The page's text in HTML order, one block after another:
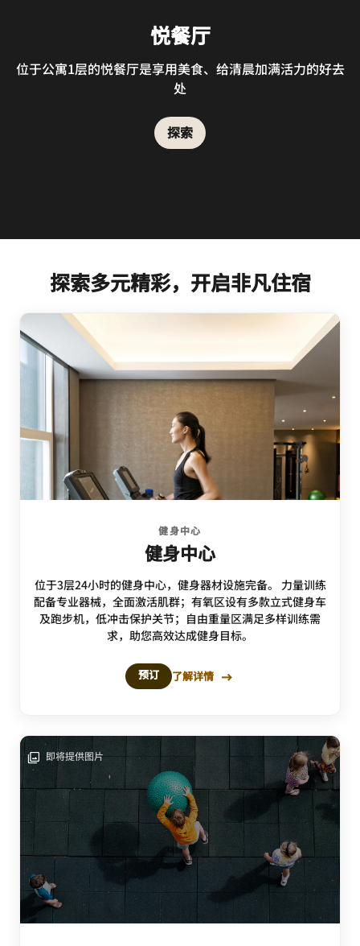
悦餐厅
位于公寓1层的悦餐厅是享用美食、给清晨加满活力的好去
处
探索
探索多元精彩，开启非凡住宿
健身中心
健身中心
位于3层24小时的健身中心，健身器材设施完备。 力量训练
配备专业器械，全面激活肌群；有氧区设有多款立式健身车
及跑步机，低冲击保护关节；自由重量区满足多样训练需
求，助您高效达成健身目标。
预订 了解详情
即将提供图片